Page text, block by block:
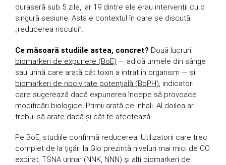
duraseră sub 5 zile, iar 19 dintre ele erau intervenții cu o
singură sesiune. Asta e contextul în care se discută
„reducerea riscului”.
Ce măsoară studiile astea, concret? Două lucruri:
biomarkeri de expunere (BoE) — adică urmele din sânge
sau urină care arată cât toxin a intrat în organism — și
biomarkeri de nocivitate potențială (BoPH), indicatori
care sugerează dacă expunerea începe să provoace
modificări biologice. Primii arată ce inhali. Al doilea ar
trebui să arate dacă și cât te afectează.
Pe BoE, studiile confirmă reducerea. Utilizatorii care trec
complet de la țigări la Glo prezintă niveluri mai mici de CO
expirat, TSNA urinar (NNK, NNN) și alți biomarkeri de